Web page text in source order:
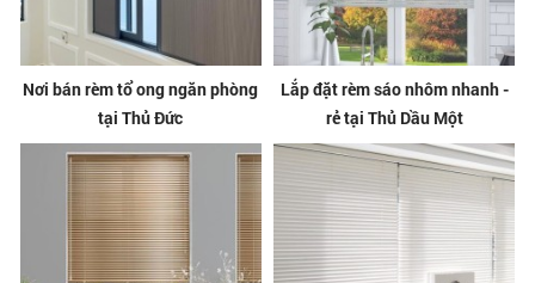
Nơi bán rèm tổ ong ngăn phòng
tại Thủ Đức
Lắp đặt rèm sáo nhôm nhanh -
rẻ tại Thủ Dầu Một